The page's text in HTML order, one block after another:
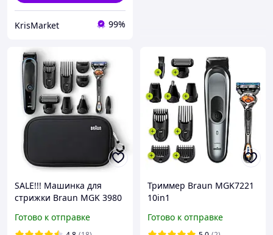
KrisMarket 99%
SALE!!! Машинка для
стрижки Braun MGK 3980
Готово к отправке
Триммер Braun MGK7221
10in1
Готово к отправке